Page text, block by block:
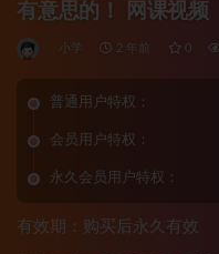
有意思的！ 网课视频
小学 2 年前 0
普通用户特权：
会员用户特权：
永久会员用户特权：
有效期：购买后永久有效